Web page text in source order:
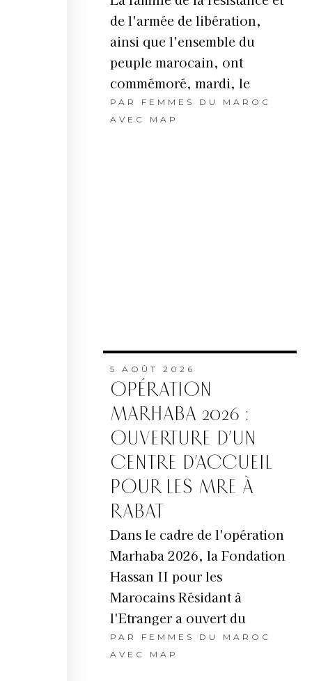
de l'armée de libération,
ainsi que l'ensemble du
peuple marocain, ont
commémoré, mardi, le
PAR FEMMES DU MAROC
AVEC MAP
5 AOÛT 2026
OPÉRATION
MARHABA 2026 :
OUVERTURE D’UN
CENTRE D’ACCUEIL
POUR LES MRE À
RABAT
Dans le cadre de l'opération
Marhaba 2026, la Fondation
Hassan II pour les
Marocains Résidant à
l'Etranger a ouvert du
PAR FEMMES DU MAROC
AVEC MAP